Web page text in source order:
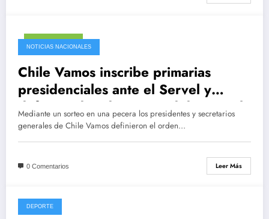
mayo 19, 2021
NOTICIAS NACIONALES
Chile Vamos inscribe primarias
presidenciales ante el Servel y
define orden de sus candidatos en la
papeleta para el 18 de julio
Mediante un sorteo en una pecera los presidentes y secretarios
generales de Chile Vamos definieron el orden…
0 Comentarios Leer Más
mayo 19, 2021
DEPORTE